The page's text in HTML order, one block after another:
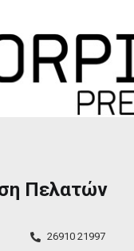
Πελατών
26910 21997